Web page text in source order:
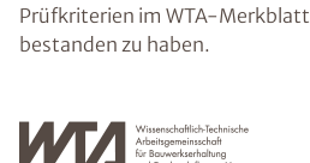
Prüfkriterien im WTA-
bestanden zu haben.